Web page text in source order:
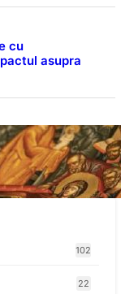
cu
asupra
Tradiții,
în 2026
102
22